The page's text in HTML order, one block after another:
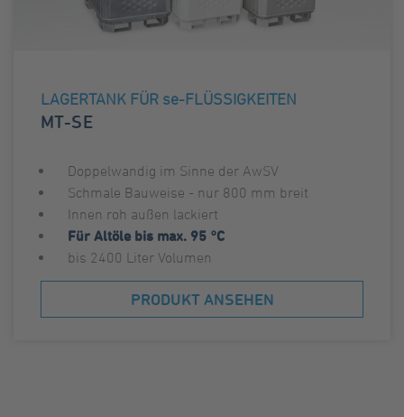
LAGERTANK FÜR se-FLÜSSIGKEITEN
MT-SE
Doppelwandig im Sinne der AwSV
Schmale Bauweise - nur 800 mm breit
Innen roh außen lackiert
Für Altöle bis max. 95 °C
bis 2400 Liter Volumen
PRODUKT ANSEHEN